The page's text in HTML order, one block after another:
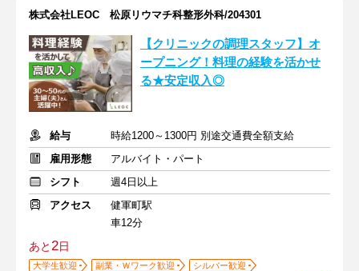
株式会社LEOC 松原リウマチ科整形外科/204301
【クリニックの調理スタッフ】オ
ープニング！料理の経験を活かせ
る★安定収入◎
給与
時給1200～1300円 別途交通費全額支給
雇用形態
アルバイト・パート
シフト
週4日以上
アクセス
健軍町駅
車12分
あと2日
大学生歓迎 副業・Ｗワーク歓迎
シルバー歓迎